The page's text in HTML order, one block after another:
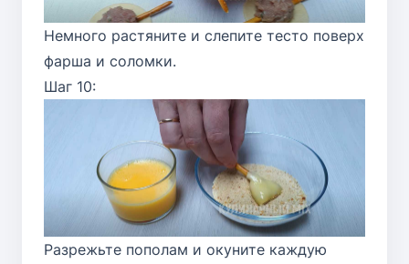
Немного растяните и слепите тесто поверх
фарша и соломки.
Шаг 10:
Разрежьте пополам и окуните каждую